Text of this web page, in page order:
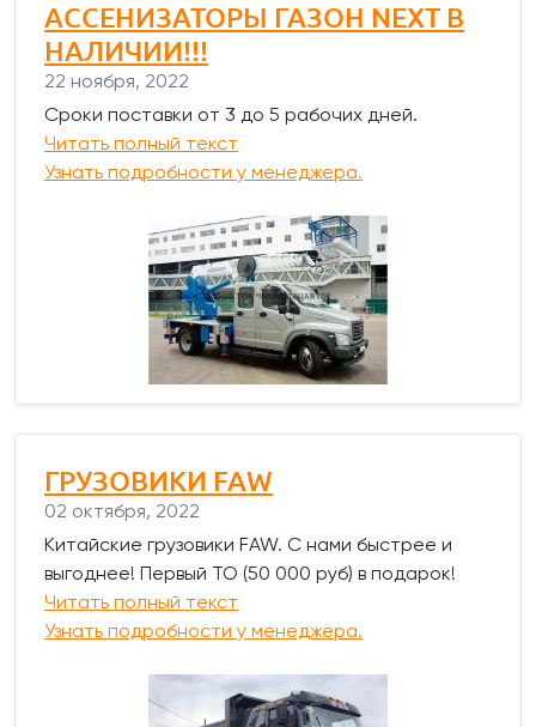
АССЕНИЗАТОРЫ ГАЗОН NEXT В
НАЛИЧИИ!!!
22 ноября, 2022
Сроки поставки от 3 до 5 рабочих дней.
Читать полный текст
Узнать подробности у менеджера.
ГРУЗОВИКИ FAW
02 октября, 2022
Китайские грузовики FAW. С нами быстрее и
выгоднее! Первый ТО (50 000 руб) в подарок!
Читать полный текст
Узнать подробности у менеджера.